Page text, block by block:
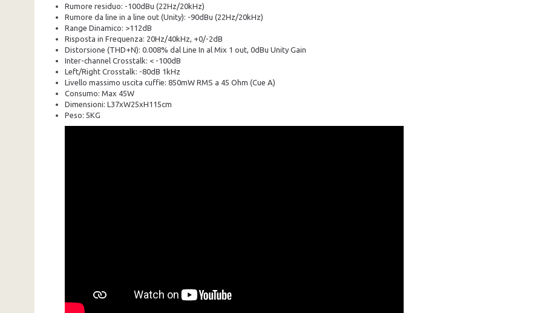
Rumore residuo: -100dBu (22Hz/20kHz)
Rumore da line in a line out (Unity): -90dBu (22Hz/20kHz)
Range Dinamico: >112dB
Risposta in Frequenza: 20Hz/40kHz, +0/-2dB
Distorsione (THD+N): 0.008% dal Line In al Mix 1 out, 0dBu Unity Gain
Inter-channel Crosstalk: < -100dB
Left/Right Crosstalk: -80dB 1kHz
Livello massimo uscita cuffie: 850mW RMS a 45 Ohm (Cue A)
Consumo: Max 45W
Dimensioni: L37xW25xH115cm
Peso: 5KG